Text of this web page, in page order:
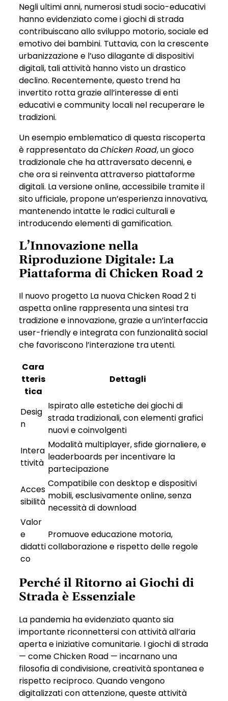
Negli ultimi anni, numerosi studi socio-educativi
hanno evidenziato come i giochi di strada
contribuiscano allo sviluppo motorio, sociale ed
emotivo dei bambini. Tuttavia, con la crescente
urbanizzazione e l’uso dilagante di dispositivi
digitali, tali attività hanno visto un drastico
declino. Recentemente, questo trend ha
invertito rotta grazie all’interesse di enti
educativi e community locali nel recuperare le
tradizioni.
Un esempio emblematico di questa riscoperta
è rappresentato daChicken Road, un gioco
tradizionale che ha attraversato decenni, e
che ora si reinventa attraverso piattaforme
digitali. La versione online, accessibile tramite il
sito ufficiale, propone un’esperienza innovativa,
mantenendo intatte le radici culturali e
introducendo elementi di gamification.
L’Innovazione nella
Riproduzione Digitale: La
Piattaforma di Chicken Road 2
Il nuovo progetto La nuova Chicken Road 2 ti
aspetta online rappresenta una sintesi tra
tradizione e innovazione, grazie a un’interfaccia
user-friendly e integrata con funzionalità social
che favoriscono l’interazione tra utenti.
Cara
tteris
tica
Dettagli
Desig
n
Ispirato alle estetiche dei giochi di
strada tradizionali, con elementi grafici
nuovi e coinvolgenti
Intera
ttività
Modalità multiplayer, sfide giornaliere, e
leaderboards per incentivare la
partecipazione
Acces
sibilità
Compatibile con desktop e dispositivi
mobili, esclusivamente online, senza
necessità di download
Valor
e
didatti
co
Promuove educazione motoria,
collaborazione e rispetto delle regole
Perché il Ritorno ai Giochi di
Strada è Essenziale
La pandemia ha evidenziato quanto sia
importante riconnettersi con attività all’aria
aperta e iniziative comunitarie. I giochi di strada
— come Chicken Road — incarnano una
filosofia di condivisione, creatività spontanea e
rispetto reciproco. Quando vengono
digitalizzati con attenzione, queste attività